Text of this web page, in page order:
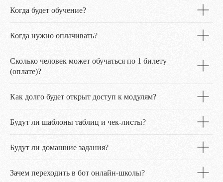
Когда будет обучение?
Когда нужно оплачивать?
Сколько человек может обучаться по 1 билету
(оплате)?
Как долго будет открыт доступ к модулям?
Будут ли шаблоны таблиц и чек-листы?
Будут ли домашние задания?
Зачем переходить в бот онлайн-школы?